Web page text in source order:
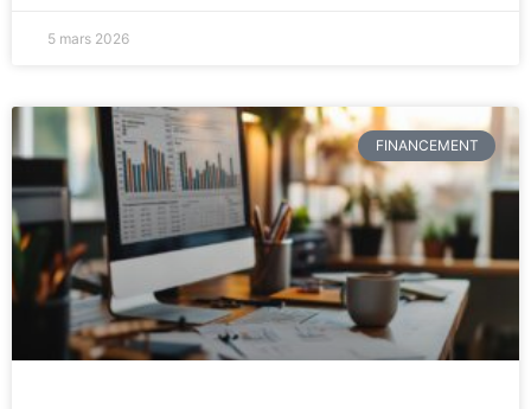
5 mars 2026
FINANCEMENT